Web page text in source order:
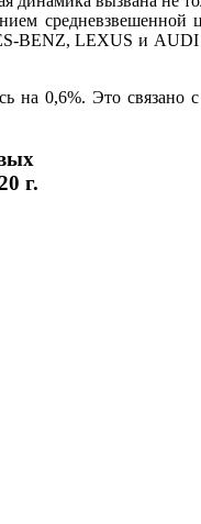
средневзвешенной
BENZ, LEXUS и AUDI
на 0,6%. Это связано
г.